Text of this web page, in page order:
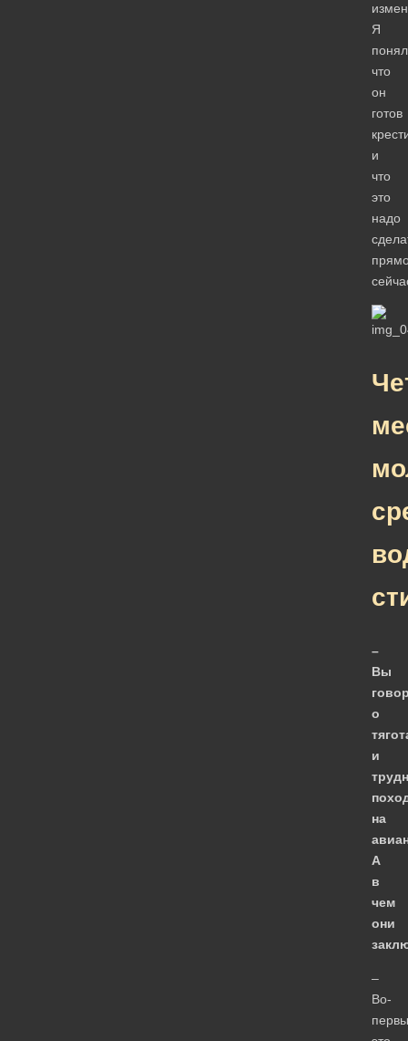
Я
что
он
готов
и
что
это
надо
–
Вы
о
и
на
А
в
чем
они
–
Во-